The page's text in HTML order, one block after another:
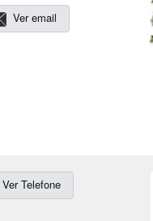
Ver email
Ver Telefone